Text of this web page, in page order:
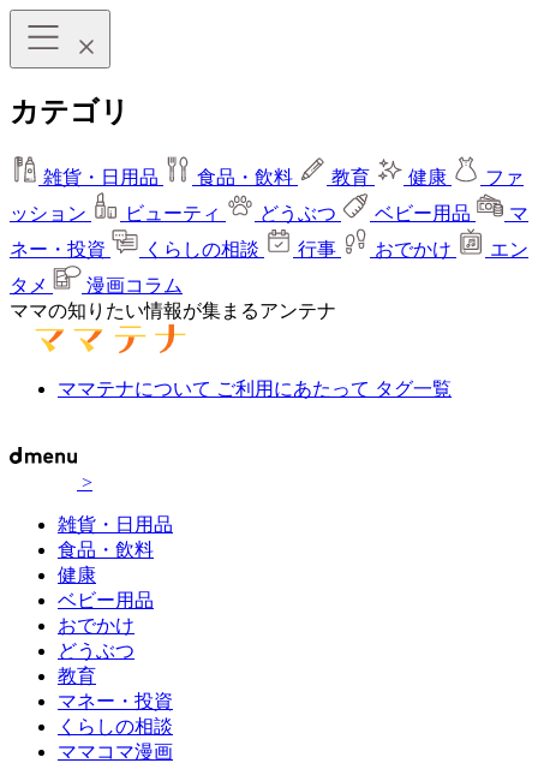
カテゴリ
雑貨・日用品 食品・飲料 教育 健康
ファ
ッション
ビューティ どうぶつ ベビー用品
マ
ネー・投資
くらしの相談 行事 おでかけ
エン
タメ
漫画コラム
ママの知りたい情報が集まるアンテナ
ママテナについて ご利用にあたって タグ一覧
>
雑貨・日用品
食品・飲料
健康
ベビー用品
おでかけ
どうぶつ
教育
マネー・投資
くらしの相談
ママコマ漫画